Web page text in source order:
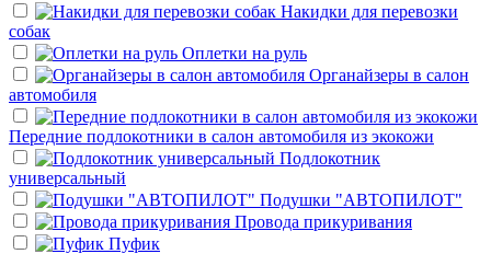
Накидки для перевозки
собак
Оплетки на руль
Органайзеры в салон
автомобиля
Передние подлокотники в салон автомобиля из экокожи
Подлокотник
универсальный
Подушки "АВТОПИЛОТ"
Провода прикуривания
Пуфик